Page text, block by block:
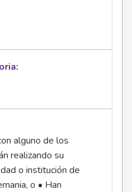
alguno de los
realizando su
o institución de
o • Han